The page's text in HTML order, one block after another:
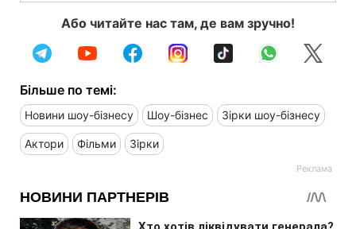
Або читайте нас там, де вам зручно!
Більше по темі:
Новини шоу-бізнесу Шоу-бізнес Зірки шоу-бізнесу
Актори Фільми Зірки